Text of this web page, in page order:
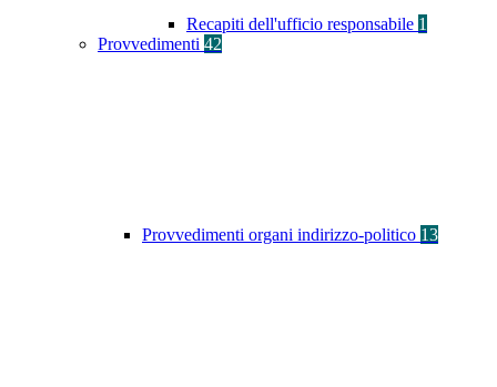
Recapiti dell'ufficio responsabile 1
Provvedimenti 42
Provvedimenti organi indirizzo-politico 13